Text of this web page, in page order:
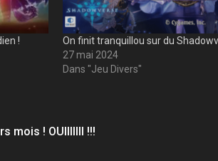
!
On finit tranquillou sur du
27 mai 2024
Dans "Jeu Divers"
mois ! OUIIIIIII !!!